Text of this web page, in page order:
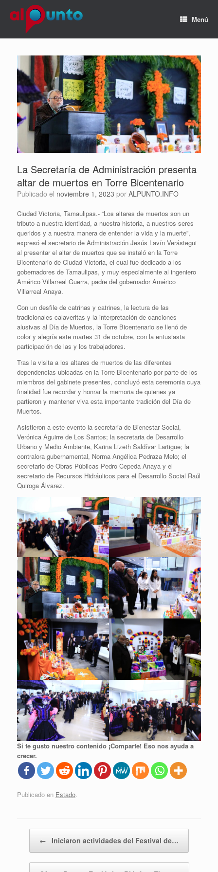
Menú
La Secretaría de Administración presenta
altar de muertos en Torre Bicentenario
Publicado el noviembre 1, 2023 por ALPUNTO.INFO
Ciudad Victoria, Tamaulipas.- “Los altares de muertos son un
tributo a nuestra identidad, a nuestra historia, a nuestros seres
queridos y a nuestra manera de entender la vida y la muerte”,
expresó el secretario de Administración Jesús Lavín Verástegui
al presentar el altar de muertos que se instaló en la Torre
Bicentenario de Ciudad Victoria, el cual fue dedicado a los
gobernadores de Tamaulipas, y muy especialmente al ingeniero
Américo Villarreal Guerra, padre del gobernador Américo
Villarreal Anaya.
Con un desfile de catrinas y catrines, la lectura de las
tradicionales calaveritas y la interpretación de canciones
alusivas al Día de Muertos, la Torre Bicentenario se llenó de
color y alegría este martes 31 de octubre, con la entusiasta
participación de las y los trabajadores.
Tras la visita a los altares de muertos de las diferentes
dependencias ubicadas en la Torre Bicentenario por parte de los
miembros del gabinete presentes, concluyó esta ceremonia cuya
finalidad fue recordar y honrar la memoria de quienes ya
partieron y mantener viva esta importante tradición del Día de
Muertos.
Asistieron a este evento la secretaria de Bienestar Social,
Verónica Aguirre de Los Santos; la secretaria de Desarrollo
Urbano y Medio Ambiente, Karina Lizeth Saldívar Lartigue; la
contralora gubernamental, Norma Angélica Pedraza Melo; el
secretario de Obras Públicas Pedro Cepeda Anaya y el
secretario de Recursos Hidráulicos para el Desarrollo Social Raúl
Quiroga Álvarez.
Si te gusto nuestro contenido ¡Comparte! Eso nos ayuda a
crecer.
Publicado en Estado.
← Iniciaron actividades del Festival de…